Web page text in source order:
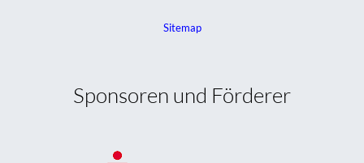
Sitemap
Sponsoren und Förderer